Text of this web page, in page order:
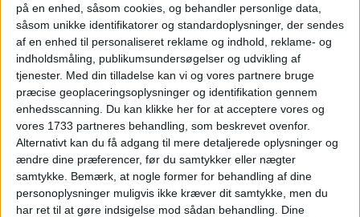
på en enhed, såsom cookies, og behandler personlige data,
såsom unikke identifikatorer og standardoplysninger, der sendes
af en enhed til personaliseret reklame og indhold, reklame- og
indholdsmåling, publikumsundersøgelser og udvikling af
tjenester. Med din tilladelse kan vi og vores partnere bruge
præcise geoplaceringsoplysninger og identifikation gennem
enhedsscanning. Du kan klikke her for at acceptere vores og
vores 1733 partneres behandling, som beskrevet ovenfor.
Alternativt kan du få adgang til mere detaljerede oplysninger og
ændre dine præferencer, før du samtykker eller nægter
samtykke. Bemærk, at nogle former for behandling af dine
personoplysninger muligvis ikke kræver dit samtykke, men du
har ret til at gøre indsigelse mod sådan behandling. Dine
Vi har taget udgangspunkt i et ophold fra den 21.
– 22. juni, men der er mange andre datoer i 2026
på Smögens Hafvsbad til gode priser.
HOTEL